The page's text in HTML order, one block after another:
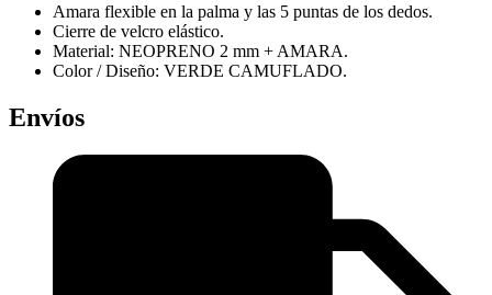
Amara flexible en la palma y las 5 puntas de los dedos.
Cierre de velcro elástico.
Material: NEOPRENO 2 mm + AMARA.
Color / Diseño: VERDE CAMUFLADO.
Envíos